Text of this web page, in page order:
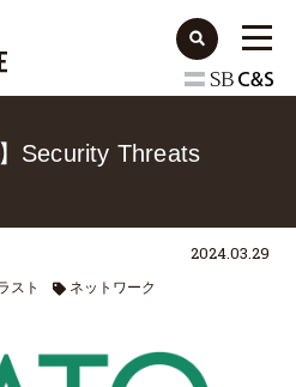
Security Threats
スト ネットワーク
2024.03.29